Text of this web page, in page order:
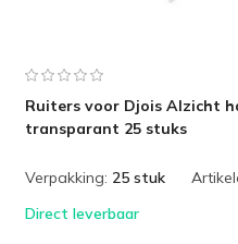
Ruiters voor Djois Alzicht
transparant 25 stuks
Verpakking: 25 stuk
Direct leverbaar